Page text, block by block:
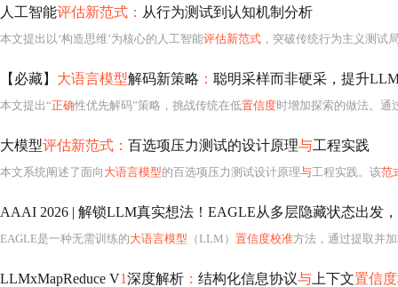
人工智能评估新范式： 从行为测试到认知机制分析
本文提出以‘构造思维’为核心的人工智能评估新范式 ，突破传统行为主义测试
【必藏】 大语言模型解码新策略 ： 聪明采样而非硬采，提升
本文提出“正确性优先解码”策略，挑战传统在低置信度时增加探索的做法。通
大模型评估新范式： 百选项压力测试的设计原理与工程实践
本文系统阐述了面向 大语言模型的百选项压力测试设计原理与工程实践。该范
AAAI 2026 | 解锁LLM真实想法！EAGLE从多层隐藏状态出发
EAGLE是一种无需训练的大语言模型 （LLM） 置信度校准方法，通过提取并加权聚合最后k层隐藏状态
LLMxMapReduce V1深度解析 ： 结构化信息协议与 上下文置信